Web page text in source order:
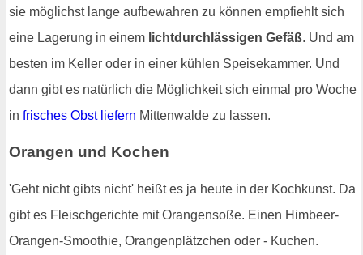
sie möglichst lange aufbewahren zu können empfiehlt sich
eine Lagerung in einem lichtdurchlässigen Gefäß. Und am
besten im Keller oder in einer kühlen Speisekammer. Und
dann gibt es natürlich die Möglichkeit sich einmal pro Woche
in frisches Obst liefern Mittenwalde zu lassen.
Orangen und Kochen
'Geht nicht gibts nicht' heißt es ja heute in der Kochkunst. Da
gibt es Fleischgerichte mit Orangensoße. Einen Himbeer-
Orangen-Smoothie, Orangenplätzchen oder - Kuchen.